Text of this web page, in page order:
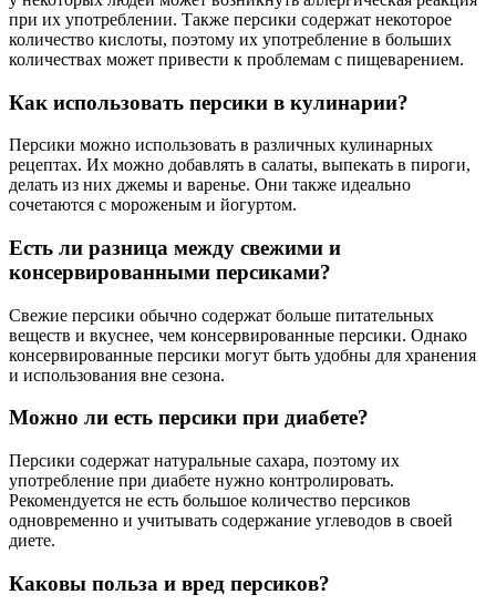
при их употреблении. Также персики содержат некоторое
количество кислоты, поэтому их употребление в больших
количествах может привести к проблемам с пищеварением.
Как использовать персики в кулинарии?
Персики можно использовать в различных кулинарных
рецептах. Их можно добавлять в салаты, выпекать в пироги,
делать из них джемы и варенье. Они также идеально
сочетаются с мороженым и йогуртом.
Есть ли разница между свежими и
консервированными персиками?
Свежие персики обычно содержат больше питательных
веществ и вкуснее, чем консервированные персики. Однако
консервированные персики могут быть удобны для хранения
и использования вне сезона.
Можно ли есть персики при диабете?
Персики содержат натуральные сахара, поэтому их
употребление при диабете нужно контролировать.
Рекомендуется не есть большое количество персиков
одновременно и учитывать содержание углеводов в своей
диете.
Каковы польза и вред персиков?